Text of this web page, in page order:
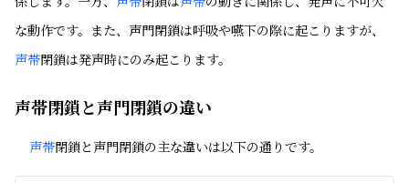
な動作です。また、声門閉鎖は呼吸や嚥下の際に起こりますが、
声帯閉鎖は発声時にのみ起こります。
声帯閉鎖と声門閉鎖の違い
声帯閉鎖と声門閉鎖の主な違いは以下の通りです。